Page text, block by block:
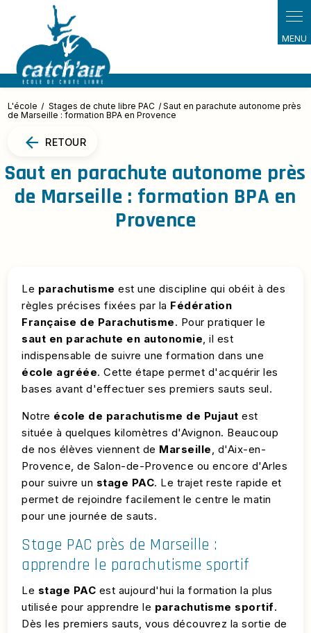
L'école Stages de chute libre PAC
Saut en parachute autonome près
de Marseille : formation BPA en Provence
RETOUR
Saut en parachute autonome près
de Marseille : formation BPA en
Provence
Le parachutisme est une discipline qui obéit à des
règles précises fixées par la Fédération
Française de Parachutisme. Pour pratiquer le
saut en parachute en autonomie, il est
indispensable de suivre une formation dans une
école agréée. Cette étape permet d'acquérir les
bases avant d'effectuer ses premiers sauts seul.
Notre école de parachutisme de Pujaut est
située à quelques kilomètres d'Avignon. Beaucoup
de nos élèves viennent de Marseille, d'Aix-en-
Provence, de Salon-de-Provence ou encore d'Arles
pour suivre un stage PAC. Le trajet reste rapide et
permet de rejoindre facilement le centre le matin
pour une journée de sauts.
Stage PAC près de Marseille :
apprendre le parachutisme sportif
Le stage PAC est aujourd'hui la formation la plus
utilisée pour apprendre le parachutisme sportif.
Dès les premiers sauts, vous découvrez la sortie de
Panneau de gestion des cookies